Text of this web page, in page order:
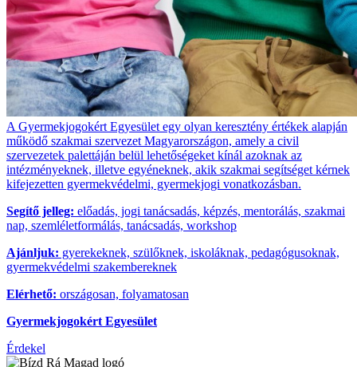
A Gyermekjogokért Egyesület egy olyan keresztény értékek alapján
működő szakmai szervezet Magyarországon, amely a civil
szervezetek palettáján belül lehetőségeket kínál azoknak az
intézményeknek, illetve egyéneknek, akik szakmai segítséget kérnek
kifejezetten gyermekvédelmi, gyermekjogi vonatkozásban.
Segítő jelleg: előadás, jogi tanácsadás, képzés, mentorálás, szakmai
nap, szemléletformálás, tanácsadás, workshop
Ajánljuk: gyerekeknek, szülőknek, iskoláknak, pedagógusoknak,
gyermekvédelmi szakembereknek
Elérhető: országosan, folyamatosan
Gyermekjogokért Egyesület
Érdekel